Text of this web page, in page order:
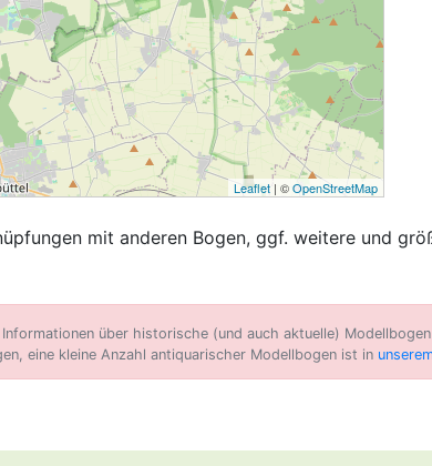
Leaflet | ©OpenStreetMap
mit anderen Bogen, ggf. weitere und
über historische (und auch aktuelle)
eine kleine Anzahl antiquarischer Modellbogen ist in